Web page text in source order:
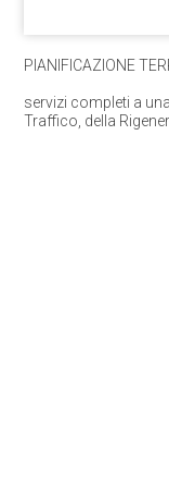
PIANIFICAZIONE
servizi completi a
Traffico, della